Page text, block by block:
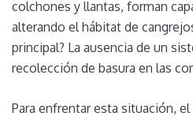
colchones y llantas, forman
alterando el hábitat de
principal? La ausencia de un
recolección de basura en las
Para enfrentar esta situación,